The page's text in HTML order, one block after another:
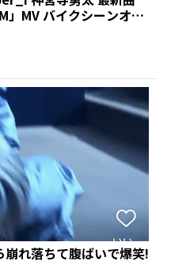
」MV バイクシーンオフ
れ落ちて腹ばいで爆笑!